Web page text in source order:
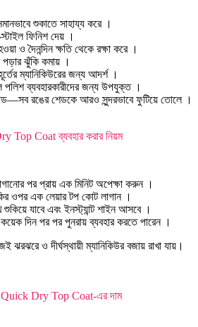
শুকাতে সাহায্য করে ।
ফিনিশ দেয় ।
ও দৈনন্দিন ক্ষতি থেকে রক্ষা করে ।
পড়ার ঝুঁকি কমায় ।
ম্যানিকিউরের জন্য আদর্শ ।
ব্যবহারকারীদের জন্য উপযুক্ত ।
রঙের শেডকে আরও সুন্দরভাবে ফুটিয়ে তোলে ।
Coat ব্যবহার করার নিয়ম
পর প্রায় এক মিনিট অপেক্ষা করুন ।
ওপর এক লেয়ার টপ কোট লাগান ।
যাবে এবং ইনস্ট্যান্ট শাইন আসবে ।
দিন পর পর পুনরায় ব্যবহার করতে পারেন ।
ঝরঝরে ও দীর্ঘস্থায়ী ম্যানিকিউর বজায় রাখা যায়।
Quick Dry Top Coat-এর দাম